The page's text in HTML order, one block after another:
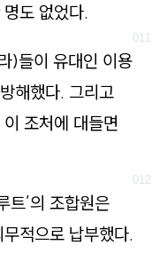
도 없었다.
)들이 유대인 이용
해했다. 그리고
조처에 대들면
트’의 조합원은
적으로 납부했다.